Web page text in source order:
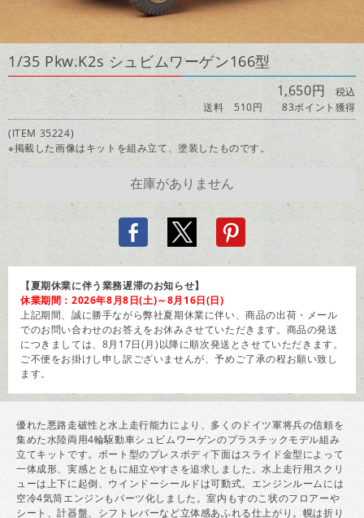
1/35 Pkw.K2s シュビムワーゲン166型
1,650円 税込
送料 510円
83ポイント獲得
(ITEM 35224)
※掲載した画像はキットを組み立て、塗装したものです。
【夏期休業に伴う業務遅滞のお知らせ】
休業期間：2026年8月8日(土)～8月16日(日)
上記期間、誠に勝手ながら弊社夏期休業に伴い、商品の出荷・メール
でのお問い合わせのお答えをお休みさせていただきます。商品の発送
につきましては、8月17日(月)以降に順次発送とさせていただきます。
ご不便をお掛けし申し訳ございませんが、予めご了承の程お願い致し
ます。
優れた悪路走破性と水上走行能力により、多くのドイツ軍将兵の信頼を
集めた水陸両用4輪駆動車シュビムワーゲンのプラスチックモデル組み
立てキットです。ボート型のプレスボディ下面はスライド金型によって
一体成形、実感とともに組立やすさを追求しました。水上走行用スクリ
ューは上下に起倒、ウインドーシールドは可動式。エンジンルームには
空冷4気筒エンジンもパーツ化しました。室内もすのこ状のフロアーや
シート、計器盤、シフトレバーなど立体感あふれる仕上がり。幌は折り